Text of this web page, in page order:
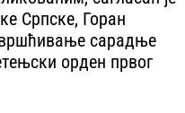
Српске, Горан
сарадње
орден првог